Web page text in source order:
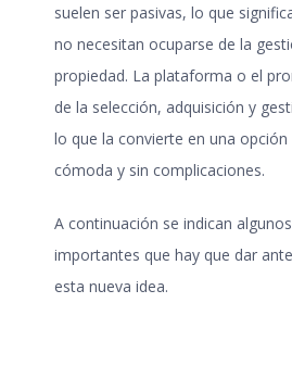
suelen ser pasivas, lo que
no necesitan ocuparse de la
propiedad. La plataforma o el
de la selección, adquisición y
lo que la convierte en una opción
cómoda y sin complicaciones.
A continuación se indican
importantes que hay que dar
esta nueva idea.